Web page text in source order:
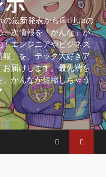
最新発表からGitHubの
次情報を「かんな」が
エンジニアやビジネス
」を、テック大好きア
届けします。最先端を
かんなが短縮しちゃう